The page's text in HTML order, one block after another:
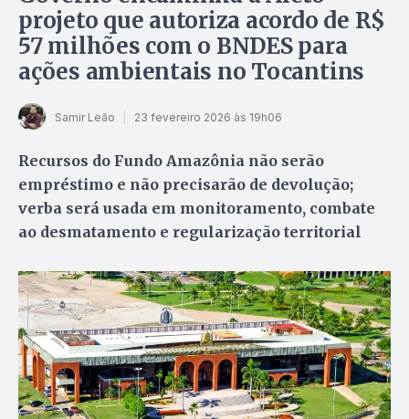
projeto que autoriza acordo de R$
57 milhões com o BNDES para
ações ambientais no Tocantins
Samir Leão 23 fevereiro 2026 às 19h06
Recursos do Fundo Amazônia não serão
empréstimo e não precisarão de devolução;
verba será usada em monitoramento, combate
ao desmatamento e regularização territorial